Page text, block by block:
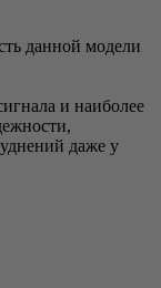
данной модели
и наиболее
даже у